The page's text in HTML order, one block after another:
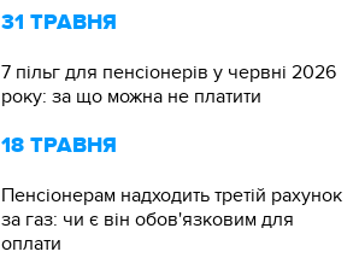
31 ТРАВНЯ
7 пільг для пенсіонерів у червні 2026
року: за що можна не платити
18 ТРАВНЯ
Пенсіонерам надходить третій рахунок
за газ: чи є він обов'язковим для
оплати